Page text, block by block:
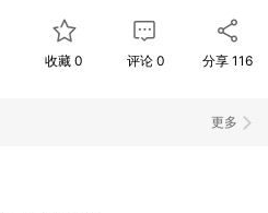
收藏 0 评论 0 分享 116
更多